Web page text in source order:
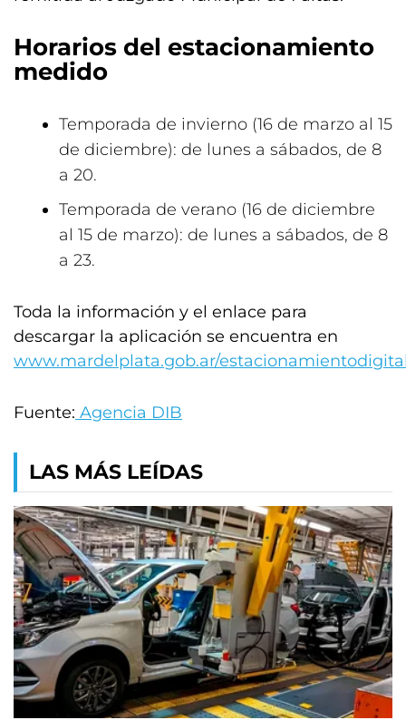
Horarios del estacionamiento
medido
Temporada de invierno (16 de marzo al 15
de diciembre): de lunes a sábados, de 8
a 20.
Temporada de verano (16 de diciembre
al 15 de marzo): de lunes a sábados, de 8
a 23.
Toda la información y el enlace para
descargar la aplicación se encuentra en
www.mardelplata.gob.ar/
Fuente: Agencia DIB
LAS MÁS LEÍDAS